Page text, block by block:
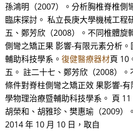
孫鴻明（2007）。分析胸椎脊椎側
臨床探討。 私立長庚大學機械工程
五、鄭芳欣（2008）。不同椎體旋
側彎之矯正果 影響-有限元素分析
輔助科技學系。 復健醫療器材頁 10
五。 註二十七、鄭芳欣（2008）
條件對脊柱側彎之矯正效 果影響-
學物理治療暨輔助科技學系。 頁
胡榮和、胡雅珍、樊惠瑜（2009）
2014 年 10 月 10 日，取自